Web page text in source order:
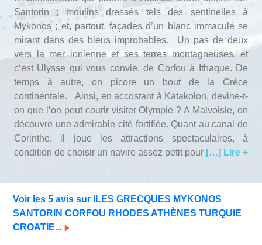
Avis Agences de Voyages
Blog
Forum Croisieres
Santorin ; moulins dressés tels des sentinelles à
Mykonos ; et, partout, façades d’un blanc immaculé se
mirant dans des bleus improbables. Un pas de deux
vers la mer ionienne et ses terres montagneuses, et
c‘est Ulysse qui vous convie, de Corfou à Ithaque. De
temps à autre, on picore un bout de la Grèce
continentale. Ainsi, en accostant à Katakolon, devine-t-
on que l’on peut courir visiter Olympie ? A Malvoisie, on
découvre une admirable cité fortifiée. Quant au canal de
Corinthe, il joue les attractions spectaculaires, à
condition de choisir un navire assez petit pour […] Lire +
Voir les 5 avis sur ILES GRECQUES MYKONOS
SANTORIN CORFOU RHODES ATHÈNES TURQUIE
CROATIE...